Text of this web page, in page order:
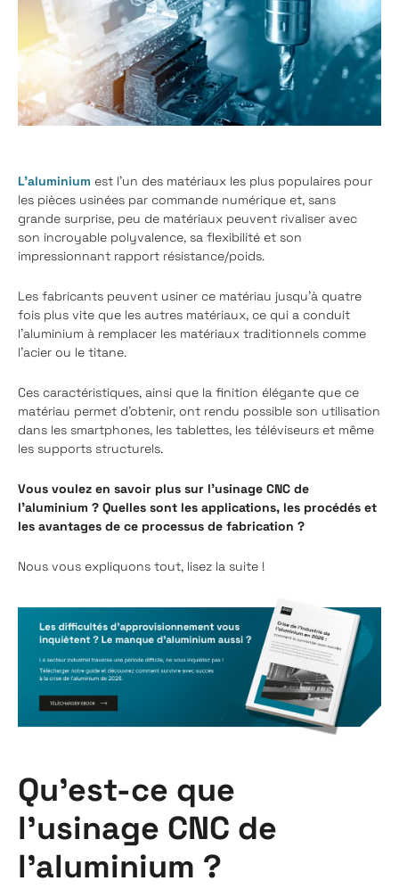
L’aluminium est l'un des matériaux les plus populaires pour
les pièces usinées par commande numérique et, sans
grande surprise, peu de matériaux peuvent rivaliser avec
son incroyable polyvalence, sa flexibilité et son
impressionnant rapport résistance/poids.
Les fabricants peuvent usiner ce matériau jusqu'à quatre
fois plus vite que les autres matériaux, ce qui a conduit
l'aluminium à remplacer les matériaux traditionnels comme
l'acier ou le titane.
Ces caractéristiques, ainsi que la finition élégante que ce
matériau permet d'obtenir, ont rendu possible son utilisation
dans les smartphones, les tablettes, les téléviseurs et même
les supports structurels.
Vous voulez en savoir plus sur l'usinage CNC de
l'aluminium ? Quelles sont les applications, les procédés et
les avantages de ce processus de fabrication ?
Nous vous expliquons tout, lisez la suite !
Qu’est-ce que
l’usinage CNC de
l’aluminium ?